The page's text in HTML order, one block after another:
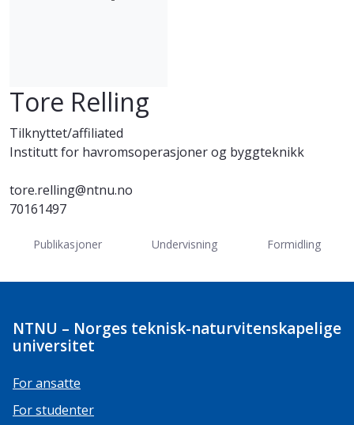
Tore Relling
Tilknyttet/affiliated
Institutt for havromsoperasjoner og byggteknikk
tore.relling@ntnu.no
70161497
Publikasjoner Undervisning Formidling
NTNU – Norges teknisk-naturvitenskapelige
universitet
For ansatte
For studenter